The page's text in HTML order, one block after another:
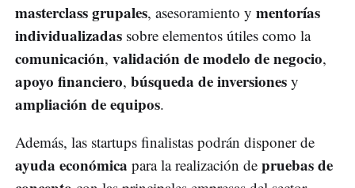
masterclass grupales, asesoramiento y mentorías
individualizadas sobre elementos útiles como la
comunicación, validación de modelo de negocio,
apoyo financiero, búsqueda de inversiones y
ampliación de equipos.
Además, las startups finalistas podrán disponer de
ayuda económica para la realización de pruebas de